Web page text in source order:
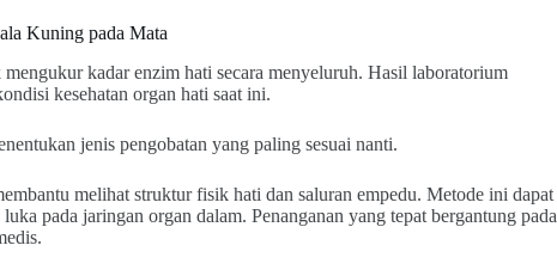
Kuning pada Mata
kadar enzim hati secara menyeluruh. Hasil laboratorium
kesehatan organ hati saat ini.
jenis pengobatan yang paling sesuai nanti.
melihat struktur fisik hati dan saluran empedu. Metode ini dapat
pada jaringan organ dalam. Penanganan yang tepat bergantung pada